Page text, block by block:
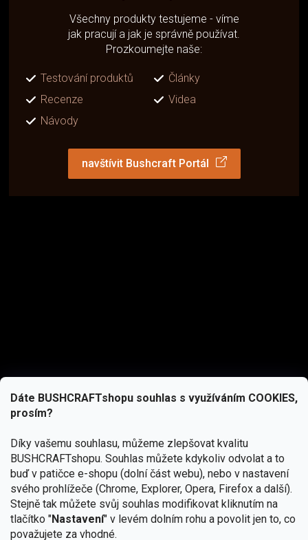
Dáte BUSHCRAFTshopu souhlas s využíváním COOKIES,
prosím?
Díky vašemu souhlasu, můžeme zlepšovat kvalitu
BUSHCRAFTshopu. Souhlas můžete kdykoliv odvolat a to
buď v patičce e-shopu (dolní část webu), nebo v nastavení
svého prohlížeče (Chrome, Explorer, Opera, Firefox a další).
Stejně tak můžete svůj souhlas modifikovat kliknutím na
tlačítko "Nastavení" v levém dolním rohu a povolit jen to, co
považujete za vhodné.
Všechny produkty testujeme - víme
jak pracují a jak je správně používat.
Prozkoumejte naše:
Testování produktů
Články
Recenze
Videa
Návody
navštívit Bushcraft Portál